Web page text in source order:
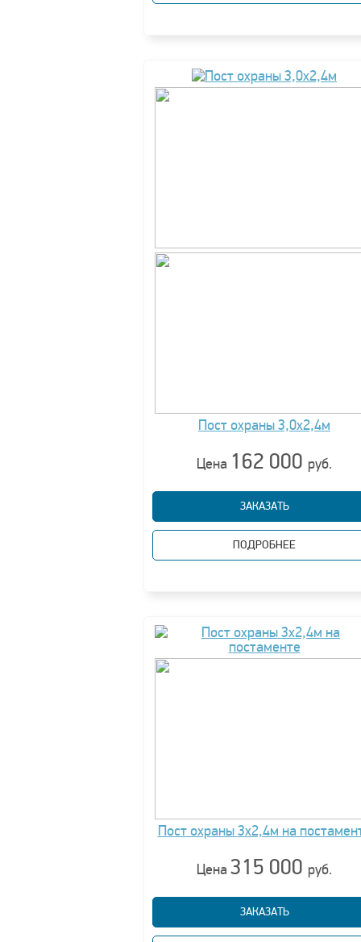
Пост охраны 3,0х2,4м
Цена 162 000 руб.
ЗАКАЗАТЬ
ПОДРОБНЕЕ
Пост охраны 3х2,4м на
Цена 315 000 руб.
ЗАКАЗАТЬ